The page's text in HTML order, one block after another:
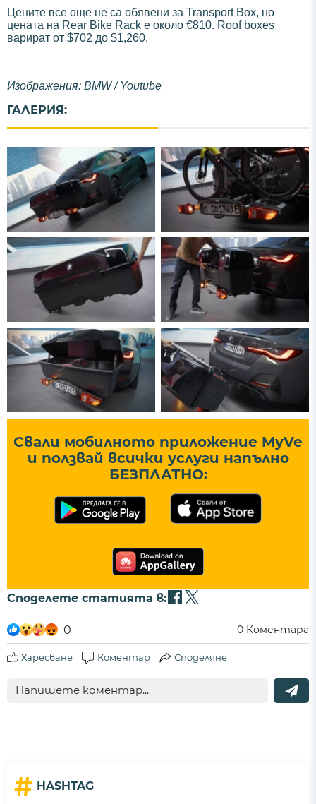
Цените все още не са обявени за Transport Box, но
цената на Rear Bike Rack е около €810. Roof boxes
варират от $702 до $1,260.
Изображения: BMW / Youtube
ГАЛЕРИЯ:
Свали мобилното приложение MyVe
и ползвай всички услуги напълно
БЕЗПЛАТНО:
Споделете статията в:
0 0 Коментара
Харесване Коментар Споделяне
# HASHTAG